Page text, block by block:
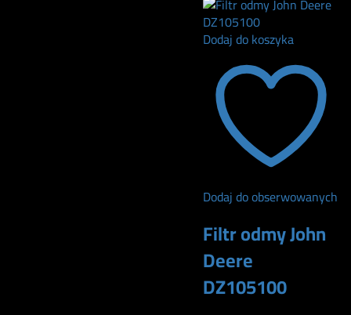
Dodaj do koszyka
Dodaj do obserwowanych
Filtr odmy John
Deere
DZ105100